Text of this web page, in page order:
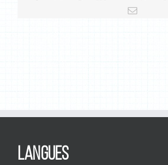
Email
LANGUES